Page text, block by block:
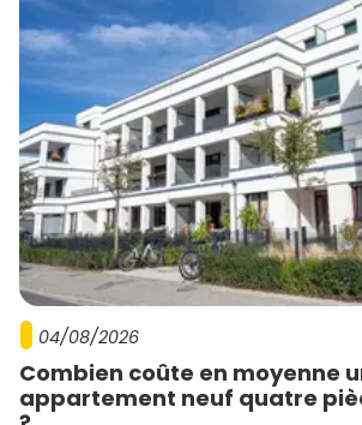
04/08/2026
Combien coûte en moyenne
appartement neuf quatre